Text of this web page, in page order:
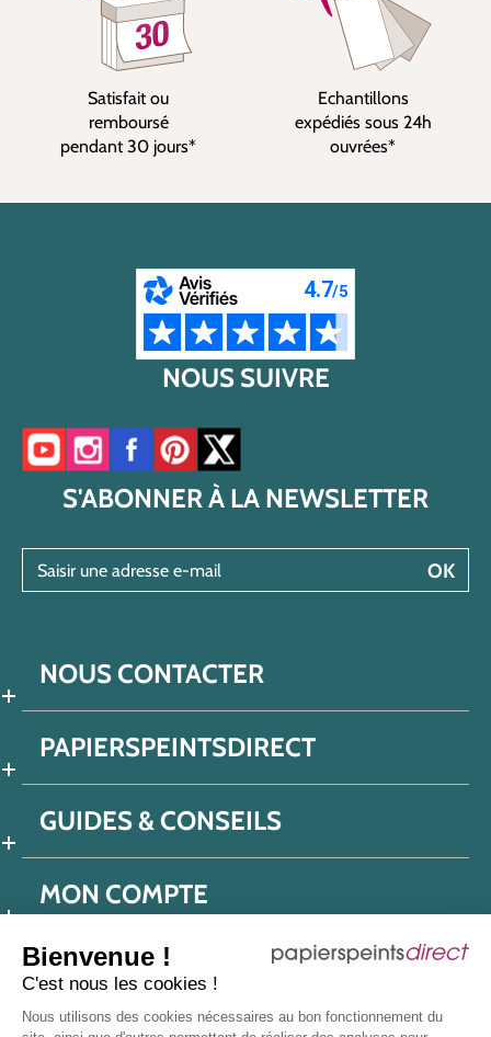
Bienvenue !
C'est nous les cookies !
Nous utilisons des cookies nécessaires au bon fonctionnement du
Satisfait ou
remboursé
pendant 30 jours*
Echantillons
expédiés sous 24h
ouvrées*
NOUS SUIVRE
Accéder à notre chaîne YouTube
Accéder à notre compte Instagram
Accéder à notre page Facebook
Accéder à notre compte Pinterest
Accéder à notre compte Twitter/X
S'ABONNER À LA NEWSLETTER
OK
NOUS CONTACTER
PAPIERSPEINTSDIRECT
GUIDES & CONSEILS
MON COMPTE